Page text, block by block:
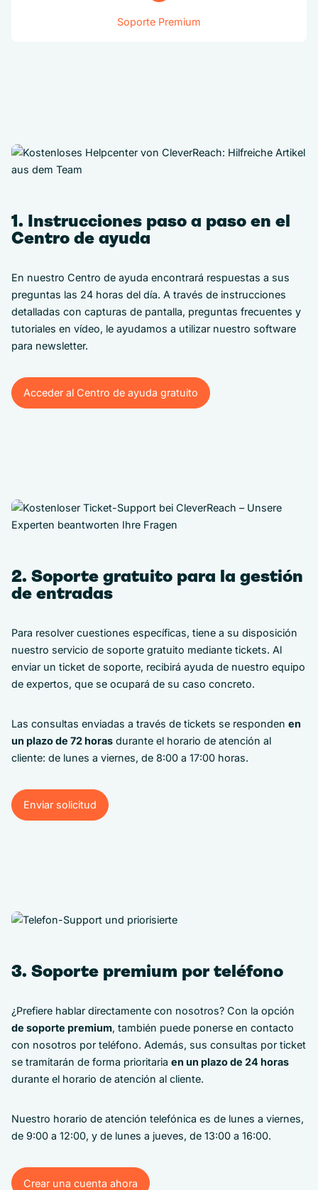
Soporte Premium
1. Instrucciones paso a paso en el
Centro de ayuda
En nuestro Centro de ayuda encontrará respuestas a sus
preguntas las 24 horas del día. A través de instrucciones
detalladas con capturas de pantalla, preguntas frecuentes y
tutoriales en vídeo, le ayudamos a utilizar nuestro software
para newsletter.
Acceder al Centro de ayuda gratuito
Acceder al Centro de ayuda gratuito
2. Soporte gratuito para la gestión
de entradas
Para resolver cuestiones específicas, tiene a su disposición
nuestro servicio de soporte gratuito mediante tickets. Al
enviar un ticket de soporte, recibirá ayuda de nuestro equipo
de expertos, que se ocupará de su caso concreto.
Las consultas enviadas a través de tickets se responden en
un plazo de 72 horas durante el horario de atención al
cliente: de lunes a viernes, de 8:00 a 17:00 horas.
Enviar solicitud
Enviar solicitud
3. Soporte premium por teléfono
¿Prefiere hablar directamente con nosotros? Con la opción
de soporte premium, también puede ponerse en contacto
con nosotros por teléfono. Además, sus consultas por ticket
se tramitarán de forma prioritaria en un plazo de 24 horas
durante el horario de atención al cliente.
Nuestro horario de atención telefónica es de lunes a viernes,
de 9:00 a 12:00, y de lunes a jueves, de 13:00 a 16:00.
Crear una cuenta ahora